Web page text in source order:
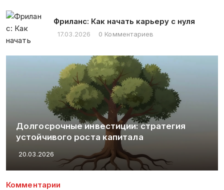
Фриланс: Как начать карьеру с нуля
17.03.2026 0 Комментариев
Долгосрочные инвестиции: стратегия
устойчивого роста капитала
20.03.2026
Комментарии